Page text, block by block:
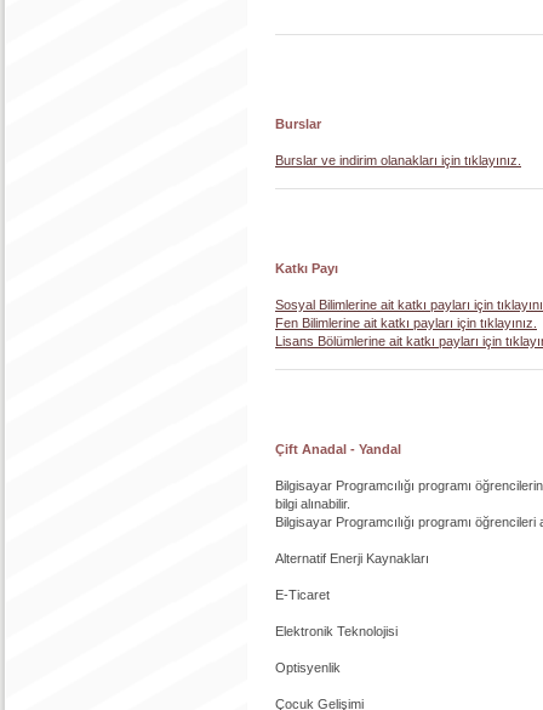
Burslar
Burslar ve indirim olanakları için tıklayınız.
Katkı Payı
Sosyal Bilimlerine ait katkı payları için
Fen Bilimlerine ait katkı payları için tıklayınız.
Lisans Bölümlerine ait katkı payları için
Çift Anadal - Yandal
Bilgisayar Programcılığı programı
bilgi alınabilir.
Bilgisayar Programcılığı programı
Alternatif Enerji Kaynakları
E-Ticaret
Elektronik Teknolojisi
Optisyenlik
Çocuk Gelişimi